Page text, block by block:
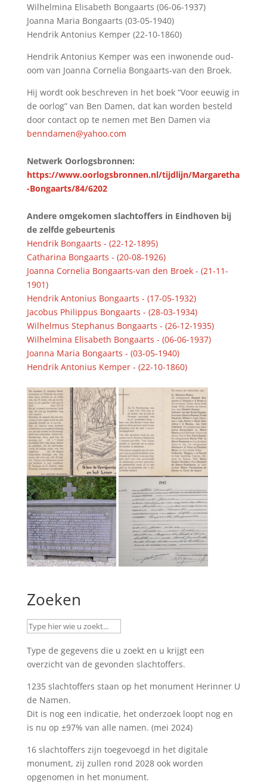
Wilhelmina Elisabeth Bongaarts (06-06-1937)
Joanna Maria Bongaarts (03-05-1940)
Hendrik Antonius Kemper (22-10-1860)
Hendrik Antonius Kemper was een inwonende oud-
oom van Joanna Cornelia Bongaarts-van den Broek.
Hij wordt ook beschreven in het boek “Voor eeuwig in
de oorlog” van Ben Damen, dat kan worden besteld
door contact op te nemen met Ben Damen via
benndamen@yahoo.com
Netwerk Oorlogsbronnen:
https://www.oorlogsbronnen.nl/tijdlijn/Margaretha
-Bongaarts/84/6202
Andere omgekomen slachtoffers in Eindhoven bij
de zelfde gebeurtenis
Hendrik Bongaarts - (22-12-1895)
Catharina Bongaarts - (20-08-1926)
Joanna Cornelia Bongaarts-van den Broek - (21-11-
1901)
Hendrik Antonius Bongaarts - (17-05-1932)
Jacobus Philippus Bongaarts - (28-03-1934)
Wilhelmus Stephanus Bongaarts - (26-12-1935)
Wilhelmina Elisabeth Bongaarts - (06-06-1937)
Joanna Maria Bongaarts - (03-05-1940)
Hendrik Antonius Kemper - (22-10-1860)
Zoeken
Type de gegevens die u zoekt en u krijgt een
overzicht van de gevonden slachtoffers.
1235 slachtoffers staan op het monument Herinner U
de Namen.
Dit is nog een indicatie, het onderzoek loopt nog en
is nu op ±97% van alle namen. (mei 2024)
16 slachtoffers zijn toegevoegd in het digitale
monument, zij zullen rond 2028 ook worden
opgenomen in het monument.